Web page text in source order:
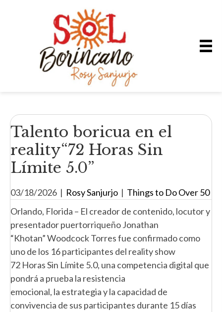
Talento boricua en el
reality“72 Horas Sin
Límite 5.0”
03/18/2026 | Rosy Sanjurjo | Things to Do Over 50
Orlando, Florida – El creador de contenido, locutor y
presentador puertorriqueño Jonathan
“Khotan” Woodcock Torres fue confirmado como
uno de los 16 participantes del reality show
72 Horas Sin Límite 5.0, una competencia digital que
pondrá a prueba la resistencia
emocional, la estrategia y la capacidad de
convivencia de sus participantes durante 15 días